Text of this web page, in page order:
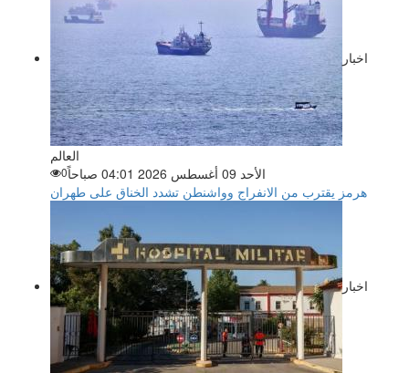
اخبار
العالم
الأحد 09 أغسطس 2026 04:01 صباحاً
0
هرمز يقترب من الانفراج وواشنطن تشدد الخناق على طهران
اخبار